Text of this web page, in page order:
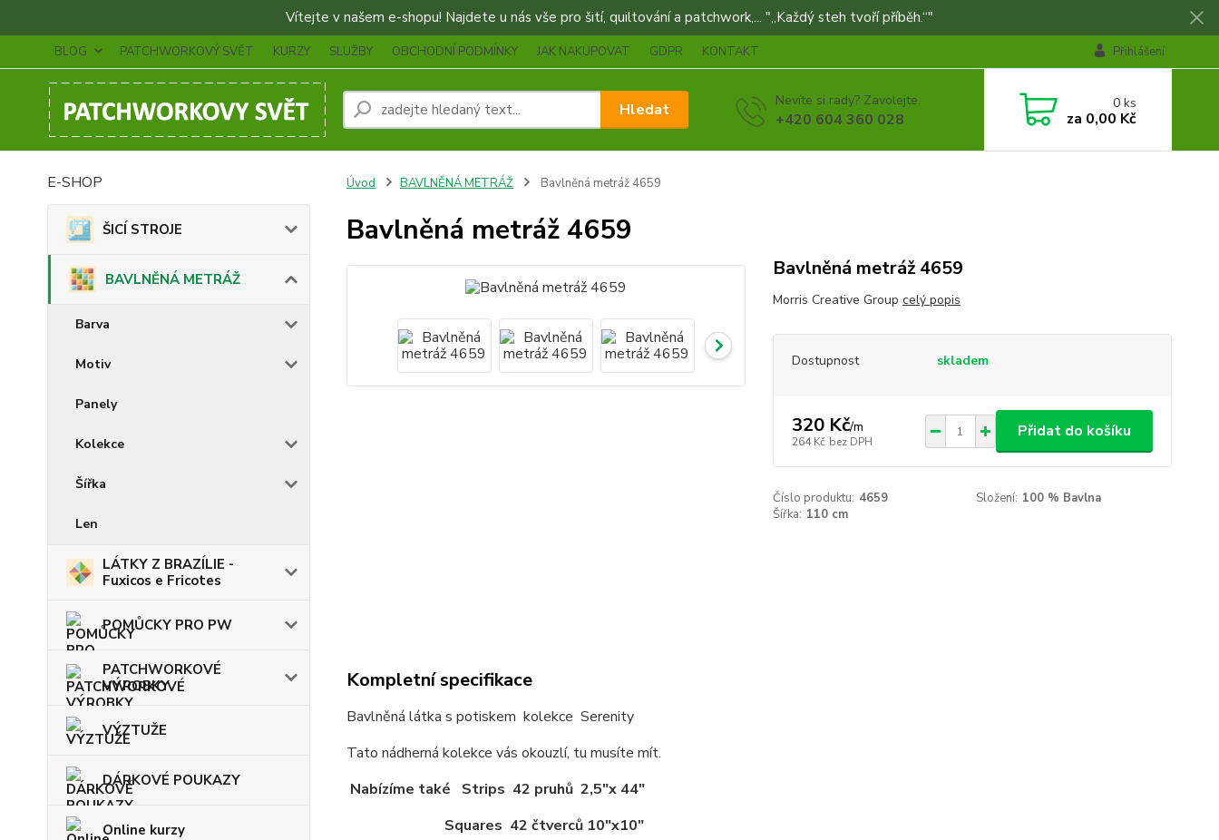
Vítejte v našem e-shopu! Najdete u nás vše pro šití, quiltování a patchwork,... "„Každý steh tvoří příběh.“"
BLOG PATCHWORKOVÝ SVĚT KURZY SLUŽBY OBCHODNÍ PODMÍNKY JAK NAKUPOVAT GDPR KONTAKT Přihlášení
Hledat Nevíte si rady? Zavolejte.
+420 604 360 028
0ks
za 0,00 Kč
E-SHOP
ŠICÍ STROJE
BAVLNĚNÁ METRÁŽ
Barva
Motiv
Panely
Kolekce
Šířka
Len
LÁTKY Z BRAZÍLIE -
Fuxicos e Fricotes
POMŮCKY PRO PW
PATCHWORKOVÉ
VÝROBKY
VÝZTUŽE
DÁRKOVÉ POUKAZY
Online kurzy
Úvod BAVLNĚNÁ METRÁŽ Bavlněná metráž 4659
Bavlněná metráž 4659
Bavlněná metráž 4659
Morris Creative Group celý popis
Dostupnost skladem
320 Kč/m
264 Kč bez DPH
Přidat do košíku
Číslo produktu: 4659 Složení: 100 % Bavlna
Šířka: 110 cm
Kompletní specifikace
Bavlněná látka s potiskem kolekce Serenity
Tato nádherná kolekce vás okouzlí, tu musíte mít.
Nabízíme také Strips 42 pruhů 2,5"x 44"
Squares 42 čtverců 10"x10"